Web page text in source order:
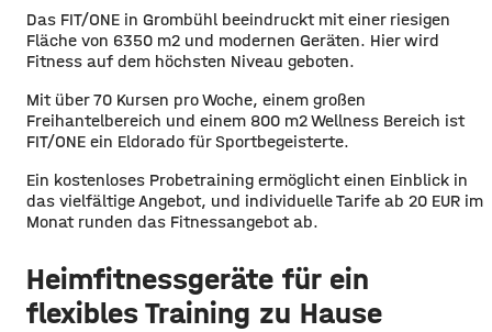
Das FIT/ONE in Grombühl beeindruckt mit einer riesigen
Fläche von 6350 m2 und modernen Geräten. Hier wird
Fitness auf dem höchsten Niveau geboten.
Mit über 70 Kursen pro Woche, einem großen
Freihantelbereich und einem 800 m2 Wellness Bereich ist
FIT/ONE ein Eldorado für Sportbegeisterte.
Ein kostenloses Probetraining ermöglicht einen Einblick in
das vielfältige Angebot, und individuelle Tarife ab 20 EUR im
Monat runden das Fitnessangebot ab.
Heimfitnessgeräte für ein
flexibles Training zu Hause